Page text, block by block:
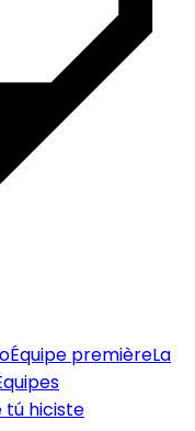
Équipe premièreLa
tú hiciste